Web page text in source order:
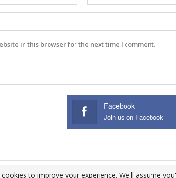
in this browser for the next time I comment.
Facebook
Join us on Facebook
cookies to improve your experience. We'll assume